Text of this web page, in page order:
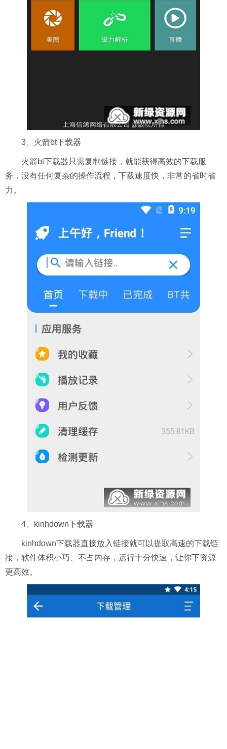
3、火箭bt下载器
火箭bt下载器只需复制链接，就能获得高效的下载服
务，没有任何复杂的操作流程，下载速度快，非常的省时省
力。
4、kinhdown下载器
kinhdown下载器直接放入链接就可以提取高速的下载链
接，软件体积小巧、不占内存，运行十分快速，让你下资源
更高效。